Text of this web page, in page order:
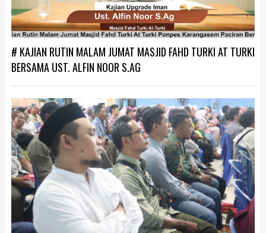
# KAJIAN RUTIN MALAM JUMAT MASJID FAHD TURKI AT TURKI
BERSAMA UST. ALFIN NOOR S.AG